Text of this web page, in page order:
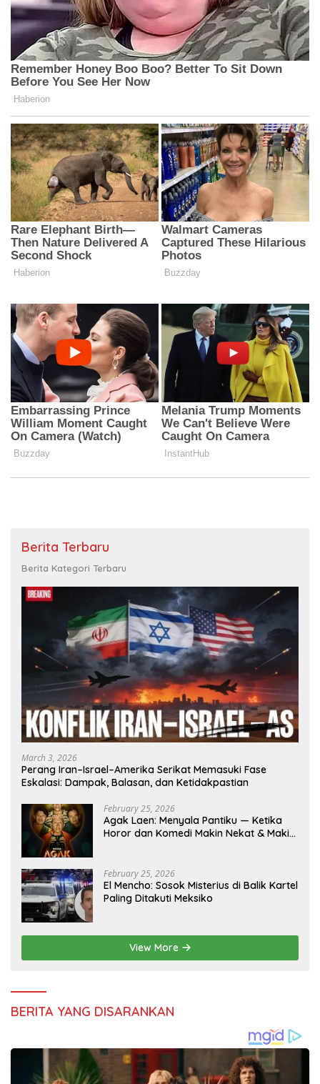
Berita Terbaru
Berita Kategori Terbaru
March 3, 2026
Perang Iran–Israel–Amerika Serikat Memasuki Fase
Eskalasi: Dampak, Balasan, dan Ketidakpastian
February 25, 2026
Agak Laen: Menyala Pantiku — Ketika
Horor dan Komedi Makin Nekat & Makin
February 25, 2026
El Mencho: Sosok Misterius di Balik Kartel
Paling Ditakuti Meksiko
View More
BERITA YANG DISARANKAN